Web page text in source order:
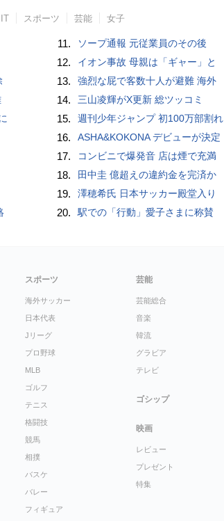
IT スポーツ 芸能 女子
11. ソープ通報 元従業員のその後
12. イオン事故 母親は「ギャー」と
13. 強烈な屁で客数十人が避難 海外
14. 三山凌輝がX更新 総ツッコミ
15. 週刊少年ジャンプ 初100万部割れ
16. ASHA&KOKONA デビューが決定
17. コンビニで爆発音 店は煙で充満
18. 田中圭 億超えの違約金を完済か
19. 澤穂希氏 日本サッカー殿堂入り
20. 駅での「行動」愛子さまに称賛
スポーツ
海外サッカー
日本代表
Jリーグ
プロ野球
MLB
ゴルフ
テニス
格闘技
競馬
相撲
バスケ
バレー
フィギュア
芸能
芸能総合
音楽
韓流
グラビア
テレビ
ゴシップ
映画
レビュー
プレゼント
特集